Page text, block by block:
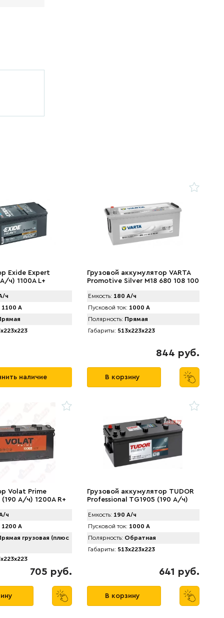
Exide Expert
ч) 1100A L+
ч
1100 А
наличие
Грузовой аккумулятор VARTA
Promotive Silver M18 680 108 100
Емкость: 180 А/ч
Пусковой ток: 1000 А
Полярность: Прямая
Габариты: 513x223x223
844 руб.
В корзину
Volat Prime
А/ч) 1200A R+
ч
1200 А
грузовая (плюс
705 руб.
Грузовой аккумулятор TUDOR
Professional TG1905 (190 А/ч)
Емкость: 190 А/ч
Пусковой ток: 1000 А
Полярность: Обратная
Габариты: 513x223x223
641 руб.
В корзину